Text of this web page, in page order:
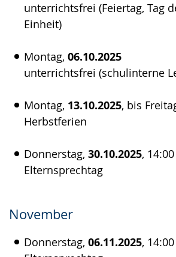
unterrichtsfrei (Feiertag, Tag
Einheit)
Montag, 06.10.2025
unterrichtsfrei (schulinterne
Montag, 13.10.2025, bis
Herbstferien
Donnerstag, 30.10.2025,
Elternsprechtag
November
Donnerstag, 06.11.2025,